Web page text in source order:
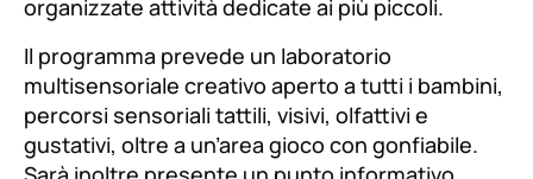
organizzate attività dedicate ai più piccoli.
Il programma prevede un laboratorio
multisensoriale creativo aperto a tutti i bambini,
percorsi sensoriali tattili, visivi, olfattivi e
gustativi, oltre a un’area gioco con gonfiabile.